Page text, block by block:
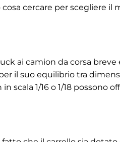
cercare per scegliere il
ai camion da corsa breve
il suo equilibrio tra
1/16 o 1/18 possono